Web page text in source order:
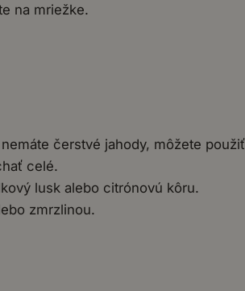
na mriežke.
čerstvé jahody, môžete
celé.
lusk alebo citrónovú kôru.
zmrzlinou.